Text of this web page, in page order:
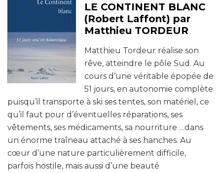
LE CONTINENT BLANC
(Robert Laffont) par
Matthieu TORDEUR
Matthieu Tordeur réalise son
rêve, atteindre le pôle Sud. Au
cours d’une véritable épopée de
51 jours, en autonomie complète
puisqu’il transporte à ski ses tentes, son matériel, ce
qu’il faut pour d’éventuelles réparations, ses
vêtements, ses médicaments, sa nourriture …dans
un énorme traîneau attaché à ses hanches. Au
cœur d’une nature particulièrement difficile,
parfois hostile, mais aussi d’une beauté